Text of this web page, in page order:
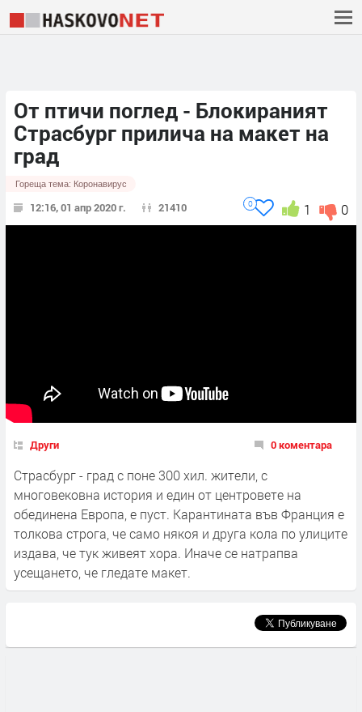
От птичи поглед - Блокираният
Страсбург прилича на макет на
град
Гореща тема: Коронавирус
12:16, 01 апр 2020 г. 21410 0
1
0
Други 0 коментара
Cтрасбург - град с поне 300 хил. жители, с
многовековна история и един от центровете на
обединена Европа, е пуст. Карантината във Франция е
толкова строга, че само някоя и друга кола по улиците
издава, че тук живеят хора. Иначе се натрапва
усещането, че гледате макет.